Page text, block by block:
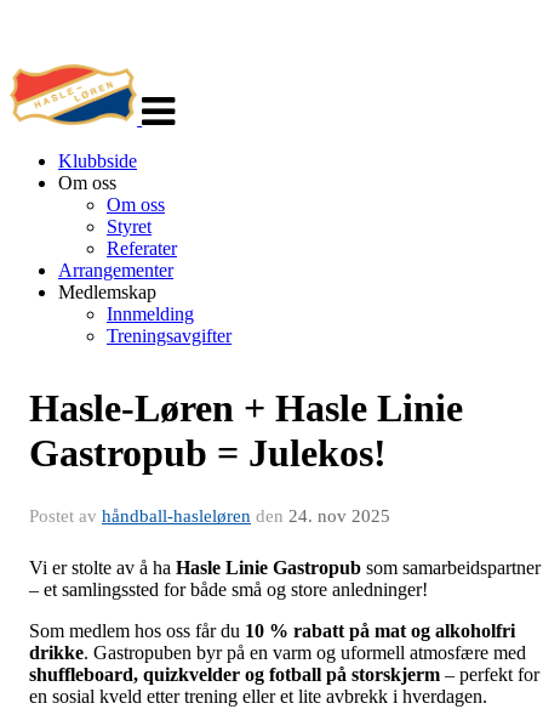
navigasjon
Klubbside
Om oss
Om oss
Styret
Referater
Arrangementer
Medlemskap
Innmelding
Treningsavgifter
Hasle-Løren + Hasle Linie
Gastropub = Julekos!
Postet av håndball-hasleløren den 24. nov 2025
Vi er stolte av å ha Hasle Linie Gastropub som samarbeidspartner
– et samlingssted for både små og store anledninger!
Som medlem hos oss får du 10 % rabatt på mat og alkoholfri
drikke. Gastropuben byr på en varm og uformell atmosfære med
shuffleboard, quizkvelder og fotball på storskjerm – perfekt for
en sosial kveld etter trening eller et lite avbrekk i hverdagen.